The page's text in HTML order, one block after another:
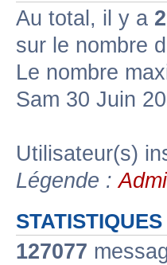
Au total, il y a 2
sur le nombre
Le nombre
Sam 30 Juin
Utilisateur(s)
Légende :
STATISTIQUES
127077